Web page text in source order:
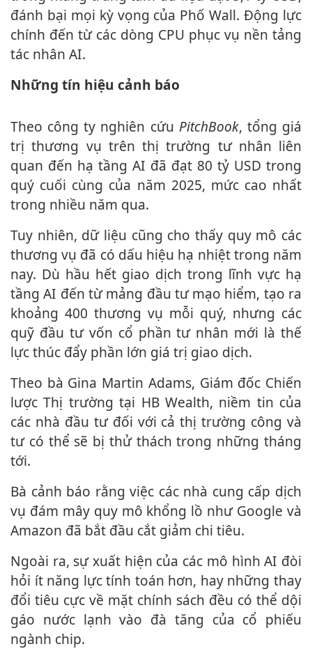
đánh bại mọi kỳ vọng của Phố Wall. Động lực
chính đến từ các dòng CPU phục vụ nền tảng
tác nhân AI.
Những tín hiệu cảnh báo
Theo công ty nghiên cứu PitchBook, tổng giá
trị thương vụ trên thị trường tư nhân liên
quan đến hạ tầng AI đã đạt 80 tỷ USD trong
quý cuối cùng của năm 2025, mức cao nhất
trong nhiều năm qua.
Tuy nhiên, dữ liệu cũng cho thấy quy mô các
thương vụ đã có dấu hiệu hạ nhiệt trong năm
nay. Dù hầu hết giao dịch trong lĩnh vực hạ
tầng AI đến từ mảng đầu tư mạo hiểm, tạo ra
khoảng 400 thương vụ mỗi quý, nhưng các
quỹ đầu tư vốn cổ phần tư nhân mới là thế
lực thúc đẩy phần lớn giá trị giao dịch.
Theo bà Gina Martin Adams, Giám đốc Chiến
lược Thị trường tại HB Wealth, niềm tin của
các nhà đầu tư đối với cả thị trường công và
tư có thể sẽ bị thử thách trong những tháng
tới.
Bà cảnh báo rằng việc các nhà cung cấp dịch
vụ đám mây quy mô khổng lồ như Google và
Amazon đã bắt đầu cắt giảm chi tiêu.
Ngoài ra, sự xuất hiện của các mô hình AI đòi
hỏi ít năng lực tính toán hơn, hay những thay
đổi tiêu cực về mặt chính sách đều có thể dội
gáo nước lạnh vào đà tăng của cổ phiếu
ngành chip.